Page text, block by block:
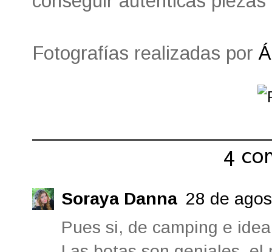
Fotografías realizadas por
4
Soraya Danna 28 de
Pues si, de camping e